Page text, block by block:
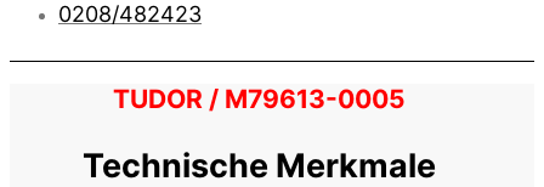
0208/482423
TUDOR / M79613-0005
Technische Merkmale